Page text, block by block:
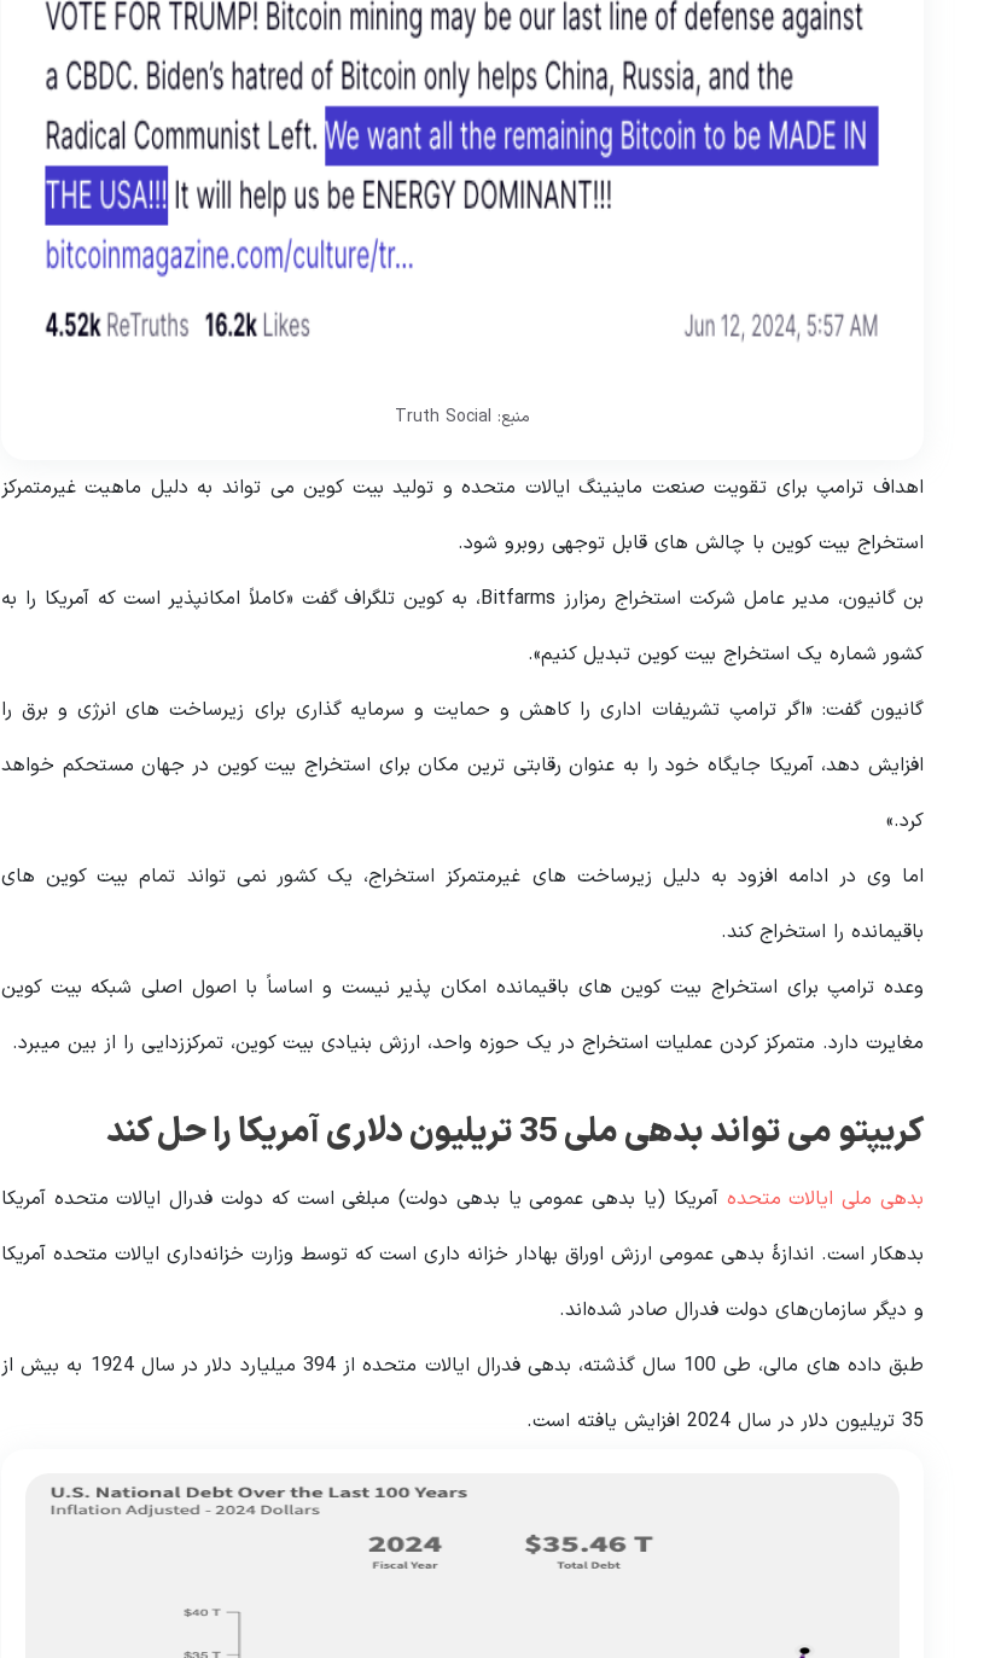
منبع: Truth Social
اهداف ترامپ برای تقویت صنعت ماینینگ ایالات متحده و تولید بیت کوین می تواند به دلیل ماهیت غیرمتمرکز
استخراج بیت کوین با چالش های قابل توجهی روبرو شود.
بن گانیون، مدیر عامل شرکت استخراج رمزارز Bitfarms، به کوین تلگراف گفت «کاملاً امکانپذیر است که آمریکا را به
کشور شماره یک استخراج بیت کوین تبدیل کنیم».
گانیون گفت: «اگر ترامپ تشریفات اداری را کاهش و حمایت و سرمایه گذاری برای زیرساخت های انرژی و برق را
افزایش دهد، آمریکا جایگاه خود را به عنوان رقابتی ترین مکان برای استخراج بیت کوین در جهان مستحکم خواهد
کرد.»
اما وی در ادامه افزود به دلیل زیرساخت های غیرمتمرکز استخراج، یک کشور نمی تواند تمام بیت کوین های
باقیمانده را استخراج کند.
وعده ترامپ برای استخراج بیت کوین های باقیمانده امکان پذیر نیست و اساساً با اصول اصلی شبکه بیت کوین
مغایرت دارد. متمرکز کردن عملیات استخراج در یک حوزه واحد، ارزش بنیادی بیت کوین، تمرکززدایی را از بین میبرد.
کریپتو می تواند بدهی ملی 35 تریلیون دلاری آمریکا را حل کند
بدهی ملی ایالات متحده آمریکا (یا بدهی عمومی یا بدهی دولت) مبلغی است که دولت فدرال ایالات متحده آمریکا
بدهکار است. اندازهٔ بدهی عمومی ارزش اوراق بهادار خزانه داری است که توسط وزارت خزانه‌داری ایالات متحده آمریکا
و دیگر سازمان‌های دولت فدرال صادر شده‌اند.
طبق داده های مالی، طی 100 سال گذشته، بدهی فدرال ایالات متحده از 394 میلیارد دلار در سال 1924 به بیش از
35 تریلیون دلار در سال 2024 افزایش یافته است.